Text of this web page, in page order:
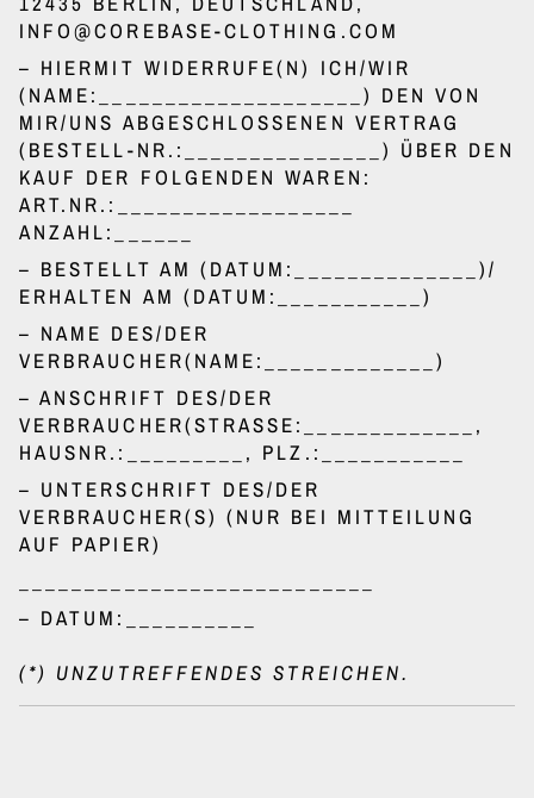
NFO@COREBASE-CLOTHING.COM
– HIERMIT WIDERRUFE(N) ICH/WIR
(NAME:____________________) DEN VON
MIR/UNS ABGESCHLOSSENEN VERTRAG
(BESTELL-NR.:_______________) ÜBER DEN
KAUF DER FOLGENDEN WAREN:
ART.NR.:__________________
ANZAHL:______
– BESTELLT AM (DATUM:______________)/
ERHALTEN AM (DATUM:___________)
– NAME DES/DER
VERBRAUCHER(NAME:_____________)
– ANSCHRIFT DES/DER
VERBRAUCHER(STRASSE:_____________, H
AUSNR.:_________, PLZ.:___________
– UNTERSCHRIFT DES/DER
VERBRAUCHER(S) (NUR BEI MITTEILUNG
AUF PAPIER)
– DATUM:__________
(*) UNZUTREFFENDES STREICHEN.